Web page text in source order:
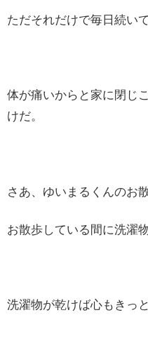
ただそれだけで毎日続いて
体が痛いからと家に閉じ
けだ。
さあ、ゆいまるくんのお
お散歩している間に洗濯
洗濯物が乾けば心もきっ